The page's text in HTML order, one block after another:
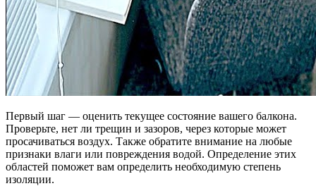
Первый шаг — оценить текущее состояние вашего балкона.
Проверьте, нет ли трещин и зазоров, через которые может
просачиваться воздух. Также обратите внимание на любые
признаки влаги или повреждения водой. Определение этих
областей поможет вам определить необходимую степень
изоляции.